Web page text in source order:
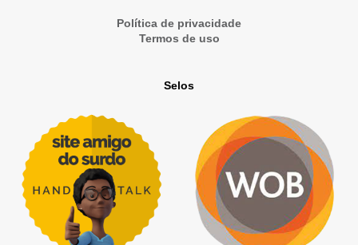
Política de privacidade
Termos de uso
Selos